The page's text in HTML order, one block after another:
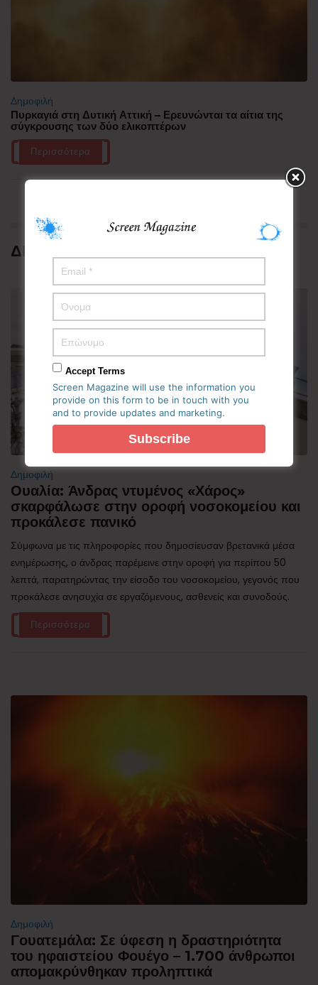
Δημοφιλή
Πυρκαγιά στη Δυτική Αττική – Ερευνώνται τα αίτια της
σύγκρουσης των δύο ελικοπτέρων
Περισσότερα
ΔΗΜΟΦΙΛΗ
Δημοφιλή
Ουαλία: Άνδρας ντυμένος «Χάρος»
σκαρφάλωσε στην οροφή νοσοκομείου και
προκάλεσε πανικό
Σύμφωνα με τις πληροφορίες που δημοσίευσαν βρετανικά μέσα
ενημέρωσης, ο άνδρας παρέμεινε στην οροφή για περίπου 50
λεπτά, παρατηρώντας την είσοδο του νοσοκομείου, γεγονός που
προκάλεσε ανησυχία σε εργαζόμενους, ασθενείς και συνοδούς.
Περισσότερα
Δημοφιλή
Γουατεμάλα: Σε ύφεση η δραστηριότητα
του ηφαιστείου Φουέγο – 1.700 άνθρωποι
απομακρύνθηκαν προληπτικά
Accept Terms
Screen Magazine will use the information you
provide on this form to be in touch with you
and to provide updates and marketing.